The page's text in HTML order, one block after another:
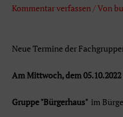
Kommentar verfassen/ Von
Neue Termine der
Am Mittwoch, dem
Gruppe "Bürgerhaus" im